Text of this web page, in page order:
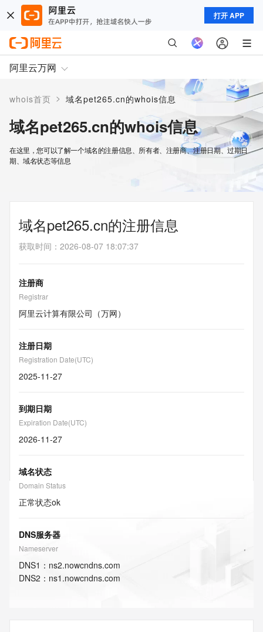
打开 APP
阿里云万网
whois首页 > 域名pet265.cn的whois信息
域名pet265.cn的whois信息
在这里，您可以了解一个域名的注册信息、所有者、注册商、注册日期、过期日
期、域名状态等信息
域名pet265.cn的注册信息
获取时间 ： 2026-08-07 18:07:37
注册商
Registrar
阿里云计算有限公司（万网）
注册日期
Registration Date(UTC)
2025-11-27
到期日期
Expiration Date(UTC)
2026-11-27
域名状态
Domain Status
正常状态ok
DNS服务器
Nameserver
DNS1 ： ns2.nowcndns.com
DNS2 ： ns1.nowcndns.com